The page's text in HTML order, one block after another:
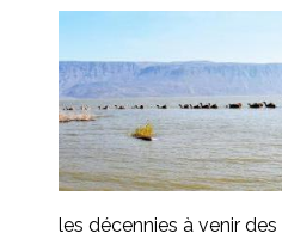
les décennies à venir